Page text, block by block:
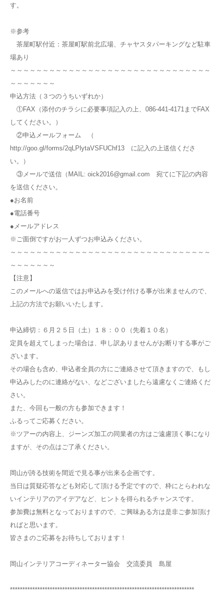
す。
※参考
茶屋町駅付近：茶屋町駅前北広場、チャヤスタパーキングなど駐車
場あり
～～～～～～～～～～～～～～～～～～～～～～～～～～～～～～～
～～～～～～～
申込方法（３つのうちいずれか）
①FAX（添付のチラシに必要事項記入の上、086-441-4171までFAX
してください。）
②申込メールフォーム （
http://goo.gl/forms/2qLPlytaVSFUChf13 に記入の上送信くださ
い。）
③メールで送信（MAIL: oick2016@gmail.com 宛てに下記の内容
を送信ください。
●お名前
●電話番号
●メールアドレス
※ご面倒ですがお一人ずつお申込みください。
～～～～～～～～～～～～～～～～～～～～～～～～～～～～～～～
～～～～～～～
【注意】
このメールへの返信ではお申込みを受け付ける事が出来ませんので、
上記の方法でお願いいたします。
申込締切：６月２５日（土）１８：００（先着１０名）
定員を超えてしまった場合は、申し訳ありませんがお断りする事がご
ざいます。
その場合も含め、申込者全員の方にご連絡させて頂きますので、もし
申込みしたのに連絡がない、などございましたら遠慮なくご連絡くだ
さい。
また、今回も一般の方も参加できます！
ふるってご応募ください。
※ツアーの内容上、ジーンズ加工の同業者の方はご遠慮頂く事になり
ますが、その点はご了承ください。
岡山が誇る技術を間近で見る事が出来る企画です。
当日は質疑応答なども対応して頂ける予定ですので、枠にとらわれな
いインテリアのアイデアなど、ヒントを得られるチャンスです。
参加費は無料となっておりますので、ご興味ある方は是非ご参加頂け
ればと思います。
皆さまのご応募をお待ちしております！
岡山インテリアコーディネーター協会 交流委員 島屋
**************************************************************************